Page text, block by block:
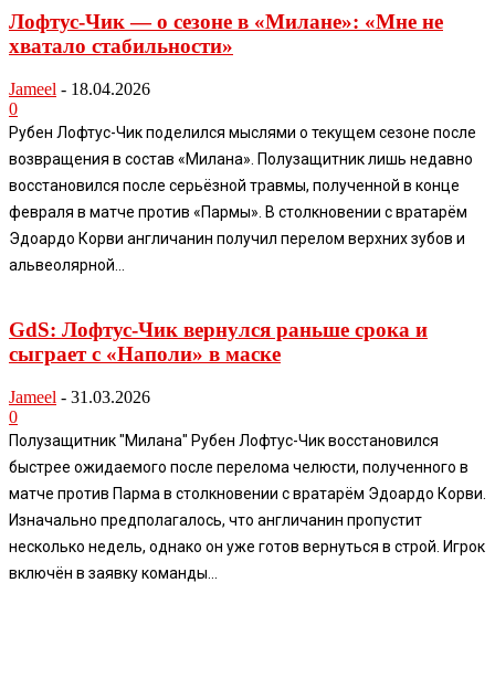
Лофтус-Чик — о сезоне в «Милане»: «Мне не
хватало стабильности»
Jameel - 18.04.2026
0
Рубен Лофтус-Чик поделился мыслями о текущем сезоне после
возвращения в состав «Милана». Полузащитник лишь недавно
восстановился после серьёзной травмы, полученной в конце
февраля в матче против «Пармы». В столкновении с вратарём
Эдоардо Корви англичанин получил перелом верхних зубов и
альвеолярной...
GdS: Лофтус-Чик вернулся раньше срока и
сыграет с «Наполи» в маске
Jameel - 31.03.2026
0
Полузащитник "Милана" Рубен Лофтус-Чик восстановился
быстрее ожидаемого после перелома челюсти, полученного в
матче против Парма в столкновении с вратарём Эдоардо Корви.
Изначально предполагалось, что англичанин пропустит
несколько недель, однако он уже готов вернуться в строй. Игрок
включён в заявку команды...